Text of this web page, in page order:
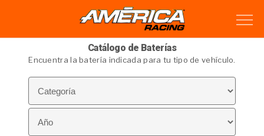
Catálogo de Baterías
Encuentra la batería indicada para tu tipo de vehículo.